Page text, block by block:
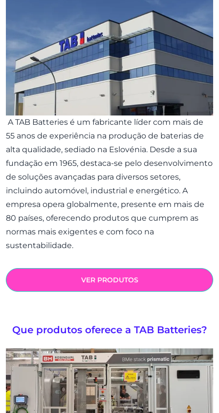
A TAB Batteries é um fabricante líder com mais de
55 anos de experiência na produção de baterias de
alta qualidade, sediado na Eslovénia. Desde a sua
fundação em 1965, destaca-se pelo desenvolvimento
de soluções avançadas para diversos setores,
incluindo automóvel, industrial e energético. A
empresa opera globalmente, presente em mais de
80 países, oferecendo produtos que cumprem as
normas mais exigentes e com foco na
sustentabilidade.
VER PRODUTOS
Que produtos oferece a TAB Batteries?